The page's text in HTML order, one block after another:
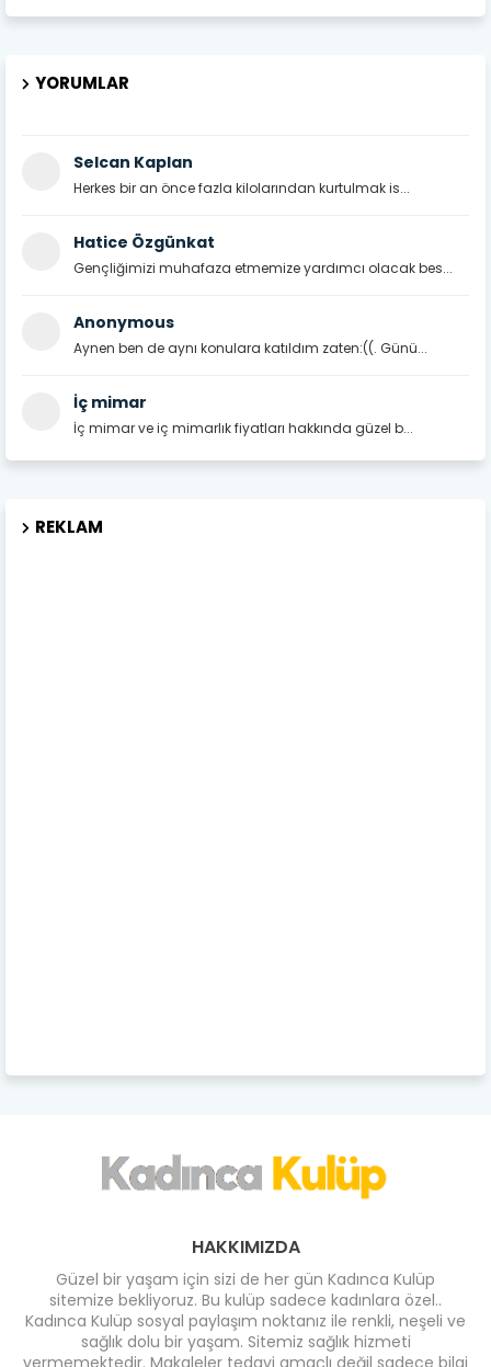
YORUMLAR
Selcan Kaplan
Herkes bir an önce fazla kilolarından kurtulmak is...
Hatice Özgünkat
Gençliğimizi muhafaza etmemize yardımcı olacak bes...
Anonymous
Aynen ben de aynı konulara katıldım zaten:((. Günü...
İç mimar
İç mimar ve iç mimarlık fiyatları hakkında güzel b...
REKLAM
HAKKIMIZDA
Güzel bir yaşam için sizi de her gün Kadınca Kulüp
sitemize bekliyoruz. Bu kulüp sadece kadınlara özel..
Kadınca Kulüp sosyal paylaşım noktanız ile renkli, neşeli ve
sağlık dolu bir yaşam. Sitemiz sağlık hizmeti
vermemektedir. Makaleler tedavi amaçlı değil sadece bilgi